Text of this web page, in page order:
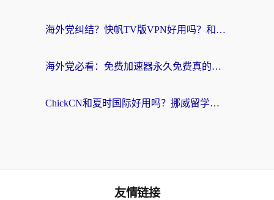
海外党纠结？快帆TV版VPN好用吗？和扇贝手游VPN对比哪个回国效果更好？
海外党必看：免费加速器永久免费真的存在吗？教你选对回国加速器无缝刷国内资源
ChickCN和夏时国际好用吗？挪威留学生亲测3款回国加速器，附穿梭和加速喵对比指南
友情链接